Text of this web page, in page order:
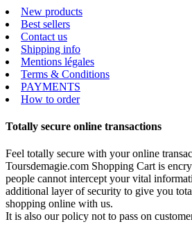
New products
Best sellers
Contact us
Shipping info
Mentions légales
Terms & Conditions
PAYMENTS
How to order
Totally secure online transactions
Feel totally secure with your online
Toursdemagie.com Shopping Cart is
people cannot intercept your vital
additional layer of security to give you
shopping online with us.
It is also our policy not to pass on